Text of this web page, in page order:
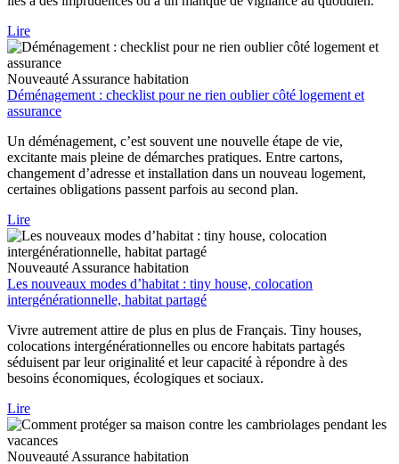
Lire
Nouveauté Assurance habitation
Déménagement : checklist pour ne rien oublier côté logement et
assurance
Un déménagement, c’est souvent une nouvelle étape de vie,
excitante mais pleine de démarches pratiques. Entre cartons,
changement d’adresse et installation dans un nouveau logement,
certaines obligations passent parfois au second plan.
Lire
Nouveauté Assurance habitation
Les nouveaux modes d’habitat : tiny house, colocation
intergénérationnelle, habitat partagé
Vivre autrement attire de plus en plus de Français. Tiny houses,
colocations intergénérationnelles ou encore habitats partagés
séduisent par leur originalité et leur capacité à répondre à des
besoins économiques, écologiques et sociaux.
Lire
Nouveauté Assurance habitation